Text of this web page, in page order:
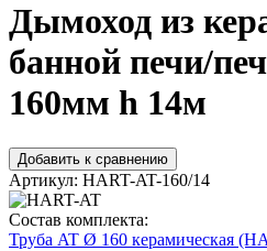
Дымоход из
банной печи/
160мм h 14м
Добавить к сравнению
Артикул: HART-AT-160/14
Состав комплекта:
Труба AT Ø 160 керамическая